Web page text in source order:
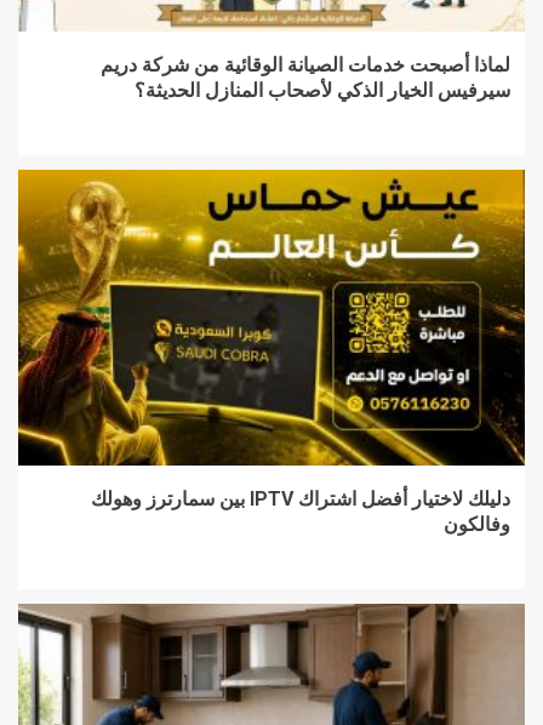
لماذا أصبحت خدمات الصيانة الوقائية من شركة دريم
سيرفيس الخيار الذكي لأصحاب المنازل الحديثة؟
دليلك لاختيار أفضل اشتراك IPTV بين سمارترز وهولك
وفالكون